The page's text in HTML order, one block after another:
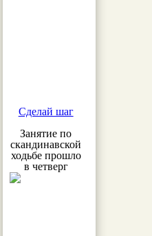
Сделай шаг
Занятие по
скандинавской
ходьбе прошло
в четверг